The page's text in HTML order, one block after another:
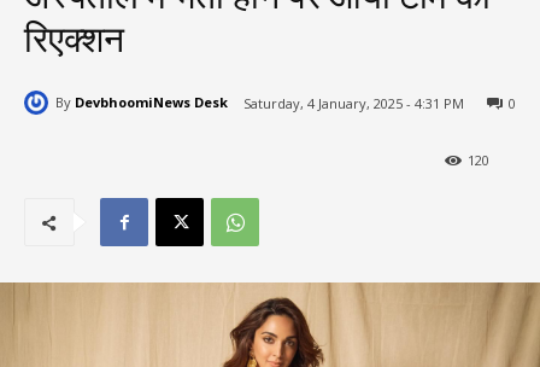
रिएक्शन
By DevbhoomiNews Desk Saturday, 4 January, 2025 - 4:31 PM 0
120